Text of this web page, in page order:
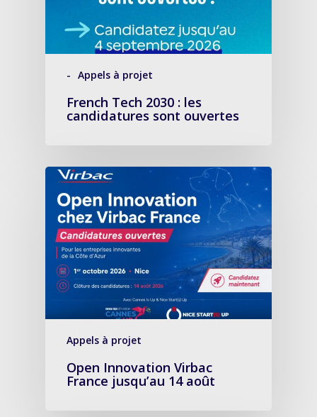
- Appels à projet
French Tech 2030 : les
candidatures sont ouvertes
Appels à projet
Open Innovation Virbac
France jusqu’au 14 août